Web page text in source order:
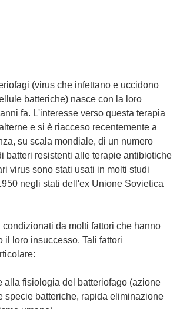
(virus che infettano e uccidono
batteriche) nasce con la loro
fa. L'interesse verso questa terapia
e si è riacceso recentemente a
su scala mondiale, di un numero
batteri resistenti alle terapie antibiotiche
virus sono stati usati in molti studi
negli stati dell'ex Unione Sovietica
condizionati da molti fattori che hanno
il loro insuccesso. Tali fattori
alla fisiologia del batteriofago (azione
specie batteriche, rapida eliminazione